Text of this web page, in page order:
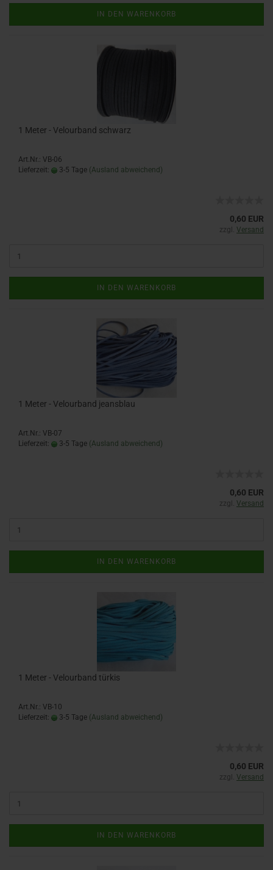
IN DEN WARENKORB
1 Meter - Velourband schwarz
Art.Nr.: VB-06
Lieferzeit:
3-5 Tage (Ausland abweichend)
0,60 EUR
zzgl. Versand
IN DEN WARENKORB
1 Meter - Velourband jeansblau
Art.Nr.: VB-07
Lieferzeit:
3-5 Tage (Ausland abweichend)
0,60 EUR
zzgl. Versand
IN DEN WARENKORB
1 Meter - Velourband türkis
Art.Nr.: VB-10
Lieferzeit:
3-5 Tage (Ausland abweichend)
0,60 EUR
zzgl. Versand
IN DEN WARENKORB